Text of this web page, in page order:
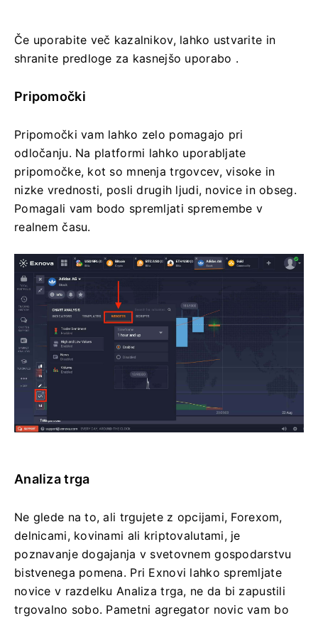
Če uporabite več kazalnikov, lahko ustvarite in
shranite predloge za kasnejšo uporabo .
Pripomočki
Pripomočki vam lahko zelo pomagajo pri
odločanju. Na platformi lahko uporabljate
pripomočke, kot so mnenja trgovcev, visoke in
nizke vrednosti, posli drugih ljudi, novice in obseg.
Pomagali vam bodo spremljati spremembe v
realnem času.
Analiza trga
Ne glede na to, ali trgujete z opcijami, Forexom,
delnicami, kovinami ali kriptovalutami, je
poznavanje dogajanja v svetovnem gospodarstvu
bistvenega pomena. Pri Exnovi lahko spremljate
novice v razdelku Analiza trga, ne da bi zapustili
trgovalno sobo. Pametni agregator novic vam bo